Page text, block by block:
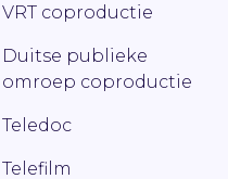
VRT coproductie
Duitse publieke
omroep coproductie
Teledoc
Telefilm